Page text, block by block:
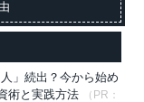
」続出？今から始め
術と実践方法
（PR：